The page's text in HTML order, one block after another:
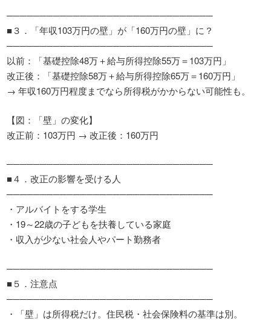
───────────────────────────────
■３．「年収103万円の壁」が「160万円の壁」に？
───────────────────────────────
以前：「基礎控除48万＋給与所得控除55万＝103万円」
改正後：「基礎控除58万＋給与所得控除65万＝160万円」
→ 年収160万円程度までなら所得税がかからない可能性も。
【図：「壁」の変化】
改正前：103万円 → 改正後：160万円
───────────────────────────────
■４．改正の影響を受ける人
───────────────────────────────
・アルバイトをする学生
・19～22歳の子どもを扶養している家庭
・収入が少ない社会人やパート勤務者
───────────────────────────────
■５．注意点
───────────────────────────────
・「壁」は所得税だけ。住民税・社会保険料の基準は別。